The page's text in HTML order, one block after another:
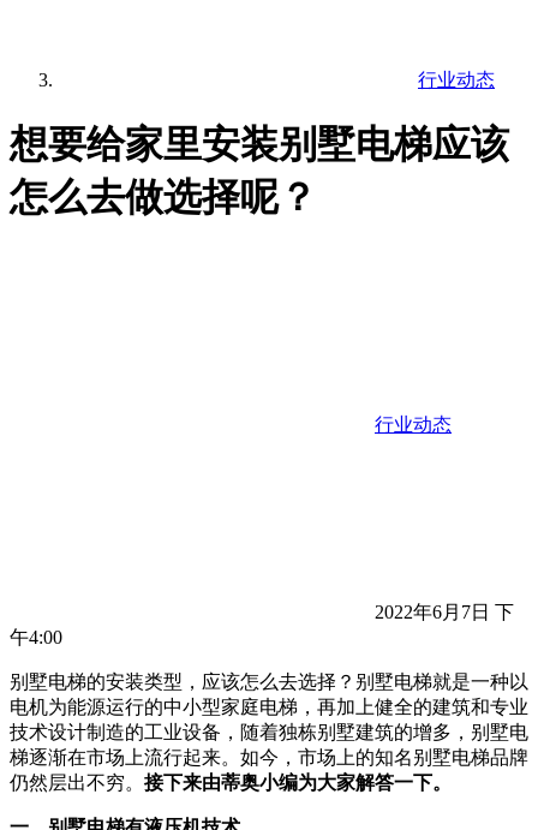
行业动态
想要给家里安装别墅电梯应该
怎么去做选择呢？
行业动态
2022年6月7日 下
午4:00
别墅电梯的安装类型，应该怎么去选择？别墅电梯就是一种以
电机为能源运行的中小型家庭电梯，再加上健全的建筑和专业
技术设计制造的工业设备，随着独栋别墅建筑的增多，别墅电
梯逐渐在市场上流行起来。如今，市场上的知名别墅电梯品牌
仍然层出不穷。 接下来由蒂奥小编为大家解答一下。